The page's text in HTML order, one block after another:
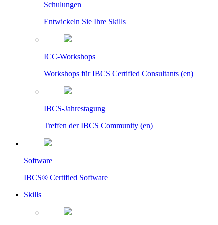
Schulungen
Entwickeln Sie Ihre Skills
ICC-Workshops
Workshops für IBCS Certified Consultants (en)
IBCS-Jahrestagung
Treffen der IBCS Community (en)
Software
IBCS® Certified Software
Skills